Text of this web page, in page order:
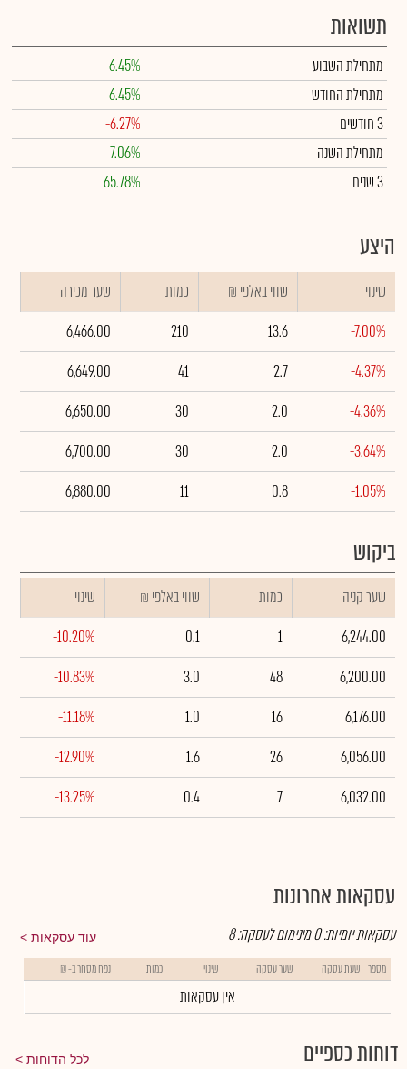
תשואות
מתחילת השבוע
6.45%
מתחילת החודש
6.45%
3 חודשים
-6.27%
מתחילת השנה
7.06%
3 שנים
65.78%
היצע
שינוי ₪ שווי באלפי כמות
שער מכירה
-7.00%
13.6
210
6,466.00
-4.37%
2.7
41
6,649.00
-4.36%
2.0
30
6,650.00
-3.64%
2.0
30
6,700.00
-1.05%
0.8
11
6,880.00
ביקוש
שער קניה כמות ₪ שווי באלפי
שינוי
6,244.00
1
0.1
-10.20%
6,200.00
48
3.0
-10.83%
6,176.00
16
1.0
-11.18%
6,056.00
26
1.6
-12.90%
6,032.00
7
0.4
-13.25%
עסקאות אחרונות
עוד עסקאות עסקאות יומיות:0מינימום לעסקה:8
מספר שעת עסקה שער עסקה שינוי כמות נפח מסחר ב- ₪
אין עסקאות
דוחות כספיים לכל הדוחות